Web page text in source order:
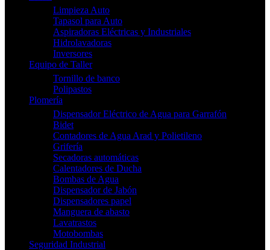
Limpieza Auto
Tapasol para Auto
Aspiradoras Eléctricas y Industriales
Hidrolavadoras
Inversores
Equipo de Taller
Tornillo de banco
Polipastos
Plomería
Dispensador Eléctrico de Agua para Garrafón
Bidet
Contadores de Agua Arad y Polietileno
Grifería
Secadoras automáticas
Calentadores de Ducha
Bombas de Agua
Dispensador de Jabón
Dispensadores papel
Manguera de abasto
Lavatrastos
Motobombas
Seguridad Industrial